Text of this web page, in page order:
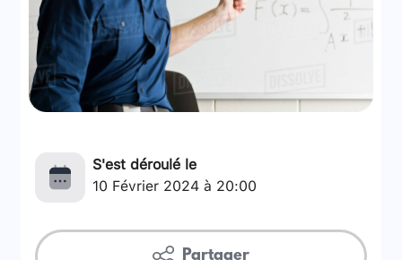
S'est déroulé le
10 Février 2024 à 20:00
Partager